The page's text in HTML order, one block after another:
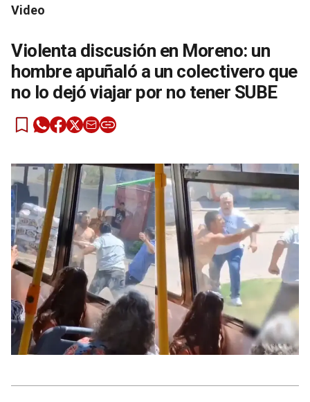
Video
Violenta discusión en Moreno: un
hombre apuñaló a un colectivero que
no lo dejó viajar por no tener SUBE